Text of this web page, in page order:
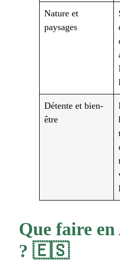
Nature et
paysages
Détente et bien-
être
Que faire
? 🇪🇸